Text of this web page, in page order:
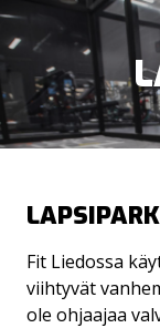
Fit Liedossa
viihtyvät
ole ohjaajaa